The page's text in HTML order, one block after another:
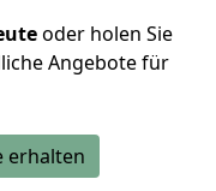
oder holen Sie
Angebote für
erhalten